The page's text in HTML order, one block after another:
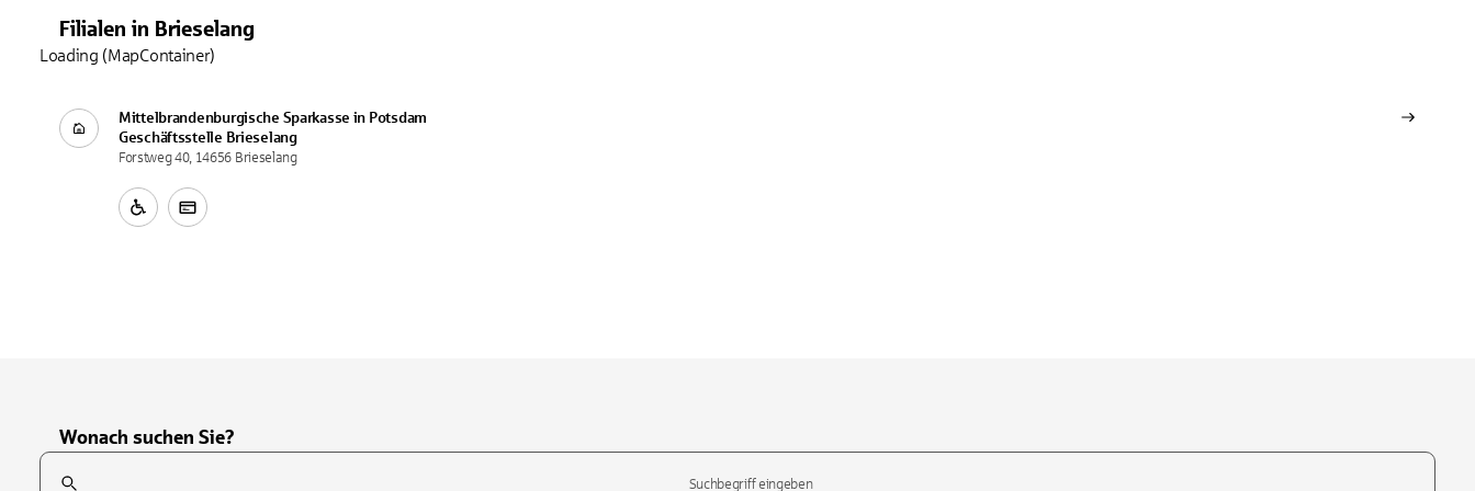
Filialen in Brieselang
Mittelbrandenburgische Sparkasse in Potsdam
Geschäftsstelle Brieselang
Forstweg 40, 14656 Brieselang
Loading (MapContainer)
Wonach suchen Sie?
Suchfeld